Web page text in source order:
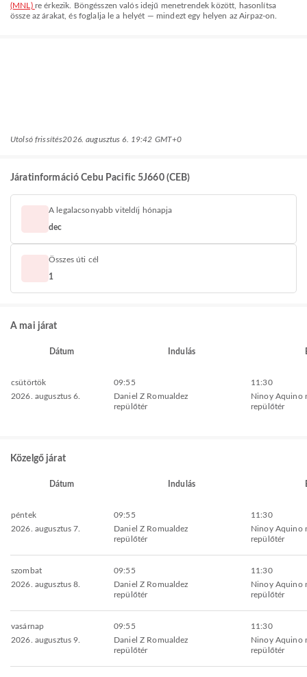
(MNL) re érkezik. Böngésszen valós idejű menetrendek között, hasonlítsa
össze az árakat, és foglalja le a helyét — mindezt egy helyen az Airpaz-on.
Utolsó frissítés2026. augusztus 6. 19:42 GMT+0
Járatinformáció Cebu Pacific 5J660 (CEB)
A legalacsonyabb viteldíj hónapja
dec
Összes úti cél
1
A mai járat
Dátum Indulás
csütörtök
2026. augusztus 6.
09:55
Daniel Z Romualdez
repülőtér
11:30
Ninoy Aquino
repülőtér
Közelgő járat
Dátum Indulás
péntek
2026. augusztus 7.
09:55
Daniel Z Romualdez
repülőtér
11:30
Ninoy Aquino
repülőtér
szombat
2026. augusztus 8.
09:55
Daniel Z Romualdez
repülőtér
11:30
Ninoy Aquino
repülőtér
vasárnap
2026. augusztus 9.
09:55
Daniel Z Romualdez
repülőtér
11:30
Ninoy Aquino
repülőtér